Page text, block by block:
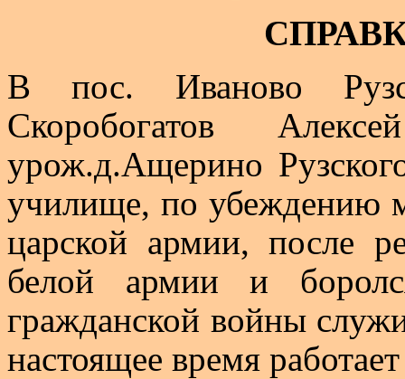
В пос. Иваново
Скоробогатов
урож.д.Ащерино
училище, по убеждению
царской армии, после
белой армии и
гражданской войны
настоящее время